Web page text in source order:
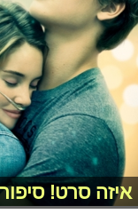
איזה סרט!